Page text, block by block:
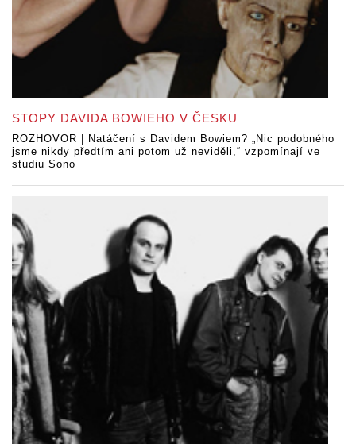
STOPY DAVIDA BOWIEHO V ČESKU
ROZHOVOR | Natáčení s Davidem Bowiem? „Nic podobného
jsme nikdy předtím ani potom už neviděli,“ vzpomínají ve
studiu Sono